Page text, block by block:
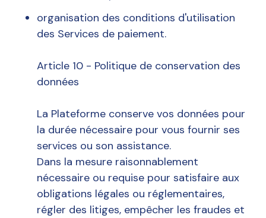
organisation des conditions d'utilisation
des Services de paiement.
Article 10 - Politique de conservation des
données
La Plateforme conserve vos données pour
la durée nécessaire pour vous fournir ses
services ou son assistance.
Dans la mesure raisonnablement
nécessaire ou requise pour satisfaire aux
obligations légales ou réglementaires,
régler des litiges, empêcher les fraudes et